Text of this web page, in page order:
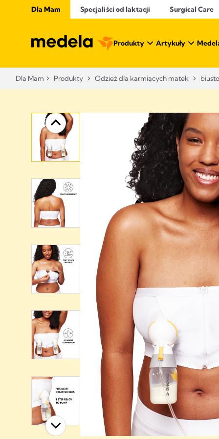
Dla Mam Specjaliści od laktacji Surgical Care
Produkty Artykuły
Dla Mam Produkty Odzież dla karmiących matek